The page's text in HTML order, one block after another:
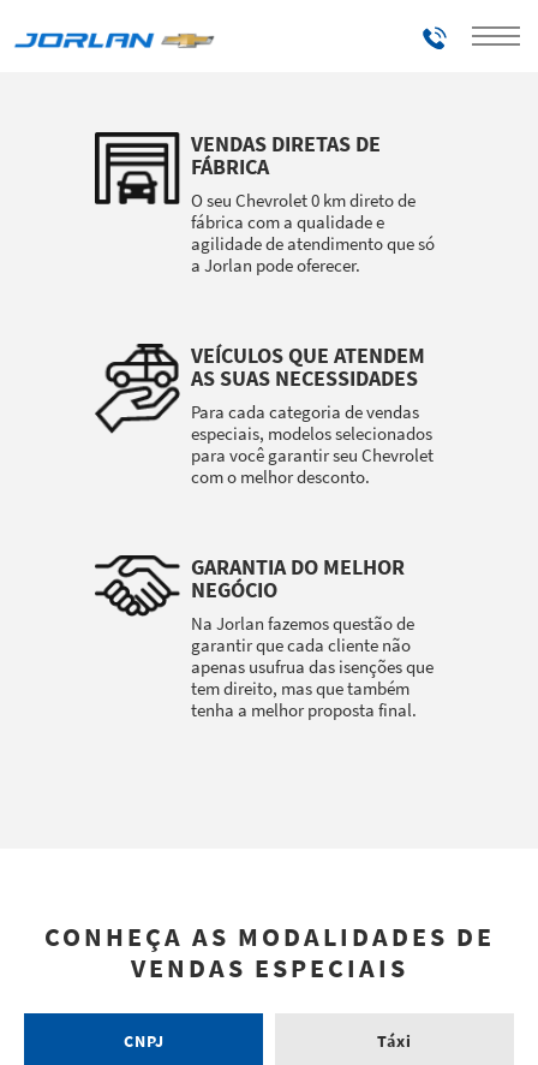
Telefones
VENDAS DIRETAS DE
FÁBRICA
O seu Chevrolet 0 km direto de
fábrica com a qualidade e
agilidade de atendimento que só
a Jorlan pode oferecer.
VEÍCULOS QUE ATENDEM
AS SUAS NECESSIDADES
Para cada categoria de vendas
especiais, modelos selecionados
para você garantir seu Chevrolet
com o melhor desconto.
GARANTIA DO MELHOR
NEGÓCIO
Na Jorlan fazemos questão de
garantir que cada cliente não
apenas usufrua das isenções que
tem direito, mas que também
tenha a melhor proposta final.
CONHEÇA AS MODALIDADES DE
VENDAS ESPECIAIS
CNPJ Táxi